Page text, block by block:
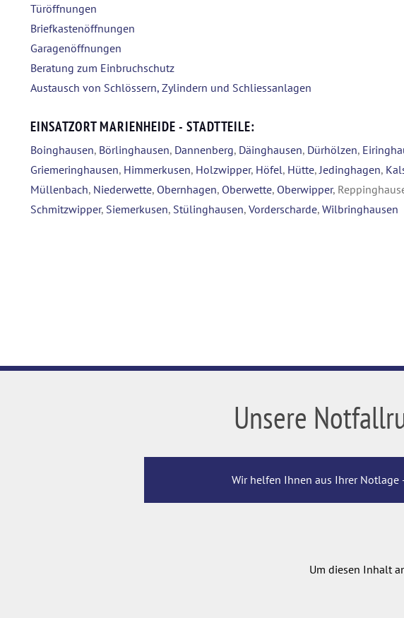
Türöffnungen
Briefkastenöffnungen
Garagenöffnungen
Beratung zum Einbruchschutz
Austausch von Schlössern, Zylindern und Schliessanlagen
EINSATZORT MARIENHEIDE - STADTTEILE:
Boinghausen, Börlinghausen, Dannenberg, Däinghausen, Dürhölzen,
Griemeringhausen, Himmerkusen, Holzwipper, Höfel, Hütte, Jedinghagen,
Müllenbach, Niederwette, Obernhagen, Oberwette, Oberwipper,
Schmitzwipper, Siemerkusen, Stülinghausen, Vorderscharde, Wilbringhausen
Unsere
Wir helfen Ihnen aus Ihrer Notlage
Um diesen Inhalt